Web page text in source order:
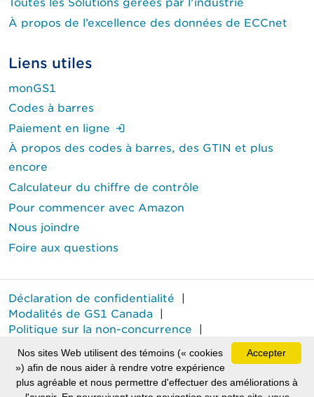
À propos de l’excellence des données de ECCnet
Liens utiles
monGS1
Codes à barres
Paiement en ligne
À propos des codes à barres, des GTIN et plus
encore
Calculateur du chiffre de contrôle
Pour commencer avec Amazon
Nous joindre
Foire aux questions
Déclaration de confidentialité |
Modalités de GS1 Canada |
Politique sur la non-concurrence |
GS1 Canada
est une marque déposée de GS1 Canada.
Tous droits réservés © GS1 Canada 2026.
Accepter
Nos sites Web utilisent des témoins (« cookies
») afin de nous aider à rendre votre expérience
plus agréable et nous permettre d'effectuer des améliorations à